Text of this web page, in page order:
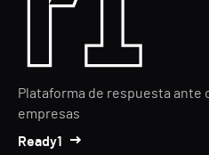
Plataforma de respuesta ante
empresas
Ready1